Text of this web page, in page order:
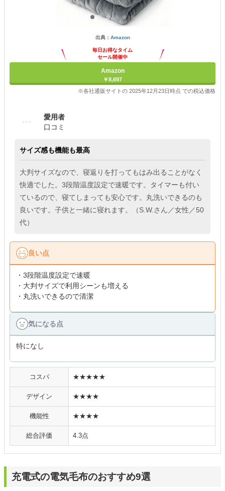
出典： Amazon
毎日お得なタイム
セール開催中
Amazon
￥8,697
※各社通販サイトの 2025年12月23日時点 での税込価格
愛用者
口コミ
サイズ感も機能も最高
大判サイズなので、寝返りを打ってもはみ出ることがなく
快適でした。3段階温度設定で速暖です。タイマーも付い
ているので、寝てしまっても安心です。丸洗いできるのも
良いです。子供と一緒に寝れます。（S.W.さん／女性／50
代）
良い点
・3段階温度設定で速暖
・大判サイズで利用シーンも増える
・丸洗いできるので清潔
気になる点
特になし
コスパ ★★★★★
デザイン ★★★★
機能性 ★★★★
総合評価 4.3点
充電式の電気毛布のおすすめ9選